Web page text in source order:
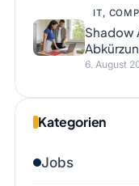
IT,
Shadow
6. August
Kategorien
Jobs